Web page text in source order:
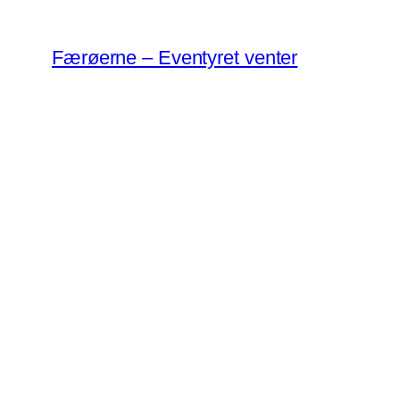
indhold
Færøerne – Eventyret venter